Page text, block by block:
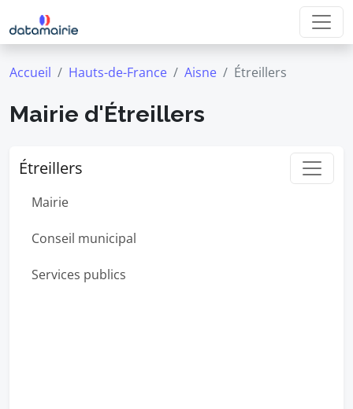
Accueil Hauts-de-France Aisne Étreillers
Mairie d'Étreillers
Étreillers
Mairie
Conseil municipal
Services publics